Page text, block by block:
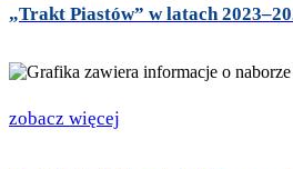
„Trakt Piastów” w latach
zobacz więcej